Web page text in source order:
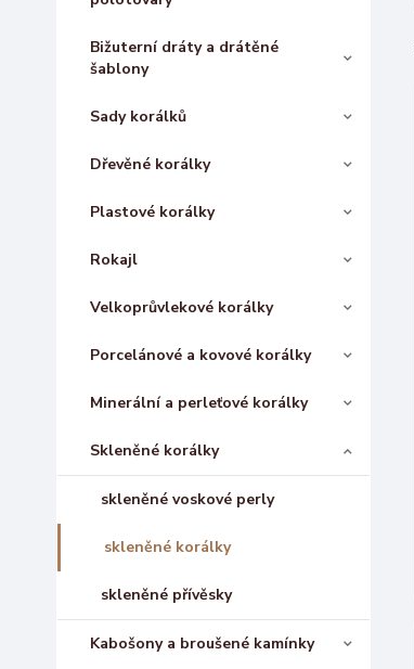
Bižuterní dráty a drátěné
šablony
Sady korálků
Dřevěné korálky
Plastové korálky
Rokajl
Velkoprůvlekové korálky
Porcelánové a kovové korálky
Minerální a perleťové korálky
Skleněné korálky
skleněné voskové perly
skleněné korálky
skleněné přívěsky
Kabošony a broušené kamínky